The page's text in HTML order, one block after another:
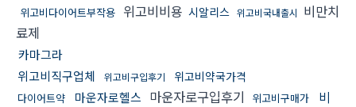
위고비다이어트부작용 위고비비용 시알리스 위고비국내출시 비만치
료제
카마그라
위고비직구업체
위고비구입후기 위고비약국가격
다이어트약 마운자로헬스 마운자로구입후기 위고비구매가
비